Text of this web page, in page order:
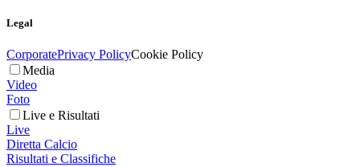
Legal
CorporatePrivacy PolicyCookie Policy
Media
Video
Foto
Live e Risultati
Live
Diretta Calcio
Risultati e Classifiche